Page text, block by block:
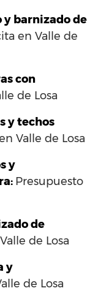
y barnizado de
en Valle de
con
de Losa
y techos
Valle de Losa
y
Presupuesto
de
de Losa
y
de Losa